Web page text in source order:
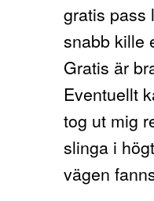
gratis pass
snabb kille
Gratis är
Eventuellt
tog ut mig
slinga i
vägen